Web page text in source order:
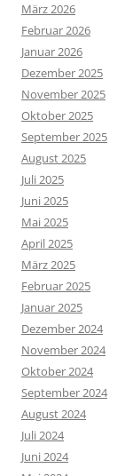
März 2026
Februar 2026
Januar 2026
Dezember 2025
November 2025
Oktober 2025
September 2025
August 2025
Juli 2025
Juni 2025
Mai 2025
April 2025
März 2025
Februar 2025
Januar 2025
Dezember 2024
November 2024
Oktober 2024
September 2024
August 2024
Juli 2024
Juni 2024